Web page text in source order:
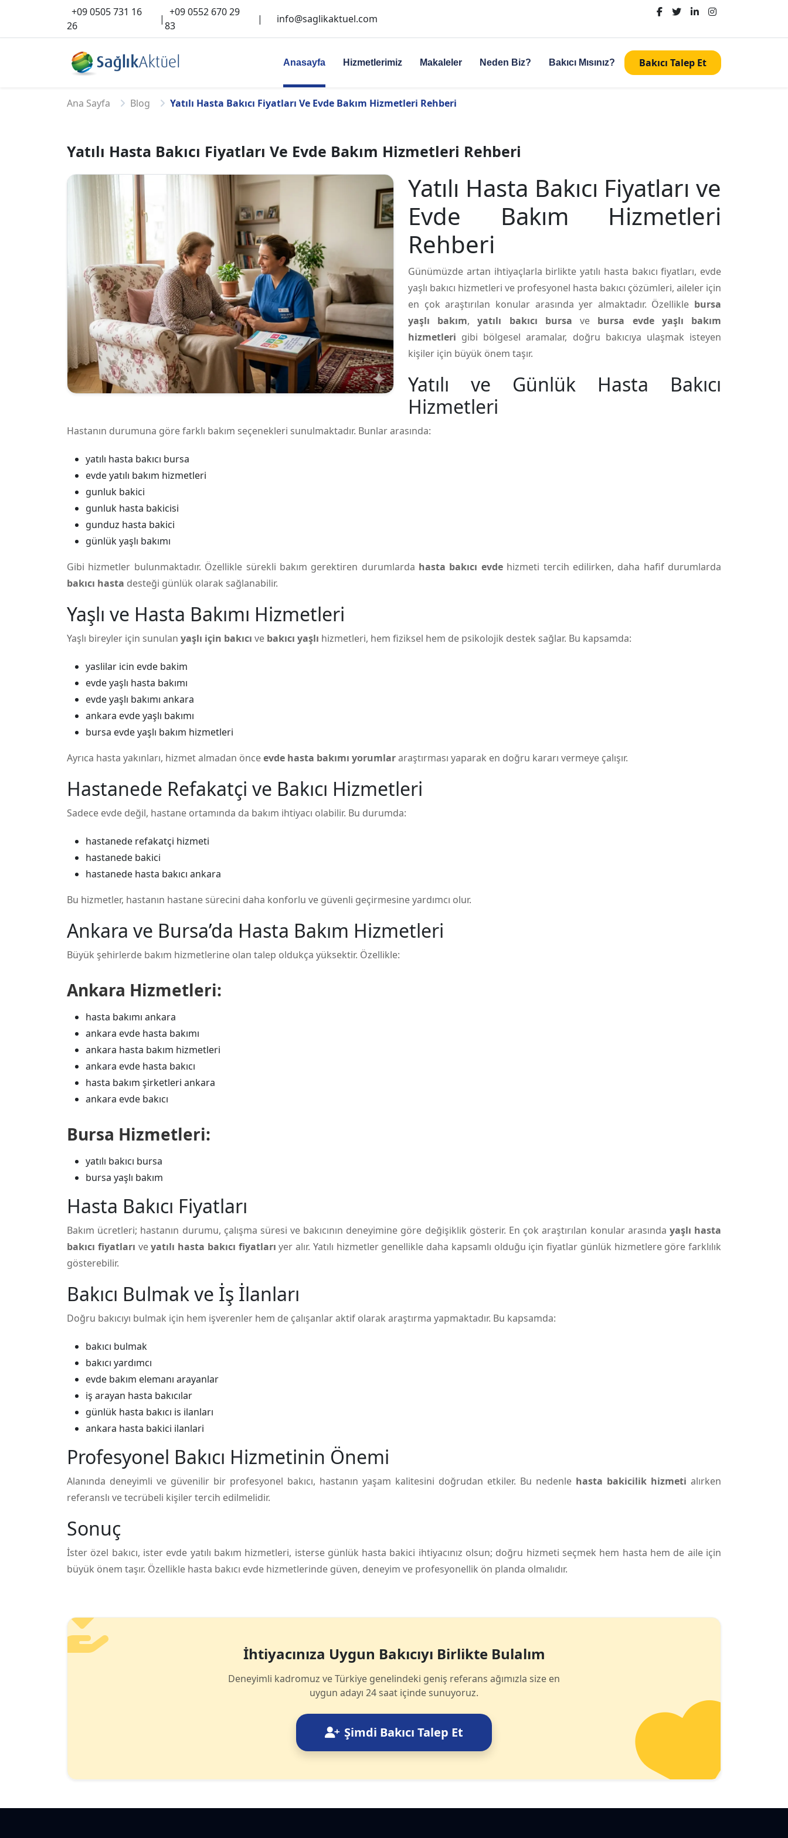
+09 0505 731 16
26
|
+09 0552 670 29
83
| info@saglikaktuel.com
Anasayfa Hizmetlerimiz Makaleler Neden Biz? Bakıcı Mısınız? Bakıcı Talep Et
Ana Sayfa Blog Yatılı Hasta Bakıcı Fiyatları Ve Evde Bakım Hizmetleri Rehberi
Yatılı Hasta Bakıcı Fiyatları Ve Evde Bakım Hizmetleri Rehberi
Yatılı Hasta Bakıcı Fiyatları ve
Evde Bakım Hizmetleri
Rehberi
Günümüzde artan ihtiyaçlarla birlikte yatılı hasta bakıcı fiyatları, evde
yaşlı bakıcı hizmetleri ve profesyonel hasta bakıcı çözümleri, aileler için
en çok araştırılan konular arasında yer almaktadır. Özellikle bursa
yaşlı bakım,yatılı bakıcı bursa ve bursa evde yaşlı bakım
hizmetleri gibi bölgesel aramalar, doğru bakıcıya ulaşmak isteyen
kişiler için büyük önem taşır.
Yatılı ve Günlük Hasta Bakıcı
Hizmetleri
Hastanın durumuna göre farklı bakım seçenekleri sunulmaktadır. Bunlar arasında:
yatılı hasta bakıcı bursa
evde yatılı bakım hizmetleri
gunluk bakici
gunluk hasta bakicisi
gunduz hasta bakici
günlük yaşlı bakımı
Gibi hizmetler bulunmaktadır. Özellikle sürekli bakım gerektiren durumlarda hasta bakıcı evdehizmeti tercih edilirken, daha hafif durumlarda
bakıcı hasta desteği günlük olarak sağlanabilir.
Yaşlı ve Hasta Bakımı Hizmetleri
Yaşlı bireyler için sunulan yaşlı için bakıcı ve bakıcı yaşlı hizmetleri, hem fiziksel hem de psikolojik destek sağlar. Bu kapsamda:
yaslilar icin evde bakim
evde yaşlı hasta bakımı
evde yaşlı bakımı ankara
ankara evde yaşlı bakımı
bursa evde yaşlı bakım hizmetleri
Ayrıca hasta yakınları, hizmet almadan önceevde hasta bakımı yorumlararaştırması yaparak en doğru kararı vermeye çalışır.
Hastanede Refakatçi ve Bakıcı Hizmetleri
Sadece evde değil, hastane ortamında da bakım ihtiyacı olabilir. Bu durumda:
hastanede refakatçi hizmeti
hastanede bakici
hastanede hasta bakıcı ankara
Bu hizmetler, hastanın hastane sürecini daha konforlu ve güvenli geçirmesine yardımcı olur.
Ankara ve Bursa’da Hasta Bakım Hizmetleri
Büyük şehirlerde bakım hizmetlerine olan talep oldukça yüksektir. Özellikle:
Ankara Hizmetleri:
hasta bakımı ankara
ankara evde hasta bakımı
ankara hasta bakım hizmetleri
ankara evde hasta bakıcı
hasta bakım şirketleri ankara
ankara evde bakıcı
Bursa Hizmetleri:
yatılı bakıcı bursa
bursa yaşlı bakım
Hasta Bakıcı Fiyatları
Bakım ücretleri; hastanın durumu, çalışma süresi ve bakıcının deneyimine göre değişiklik gösterir. En çok araştırılan konular arasında yaşlı hasta
bakıcı fiyatları veyatılı hasta bakıcı fiyatları yer alır. Yatılı hizmetler genellikle daha kapsamlı olduğu için fiyatlar günlük hizmetlere göre farklılık
gösterebilir.
Bakıcı Bulmak ve İş İlanları
Doğru bakıcıyı bulmak için hem işverenler hem de çalışanlar aktif olarak araştırma yapmaktadır. Bu kapsamda:
bakıcı bulmak
bakıcı yardımcı
evde bakım elemanı arayanlar
iş arayan hasta bakıcılar
günlük hasta bakıcı is ilanları
ankara hasta bakici ilanlari
Profesyonel Bakıcı Hizmetinin Önemi
Alanında deneyimli ve güvenilir bir profesyonel bakıcı, hastanın yaşam kalitesini doğrudan etkiler. Bu nedenle hasta bakicilik hizmeti alırken
referanslı ve tecrübeli kişiler tercih edilmelidir.
Sonuç
İster özel bakıcı, ister evde yatılı bakım hizmetleri, isterse günlük hasta bakici ihtiyacınız olsun; doğru hizmeti seçmek hem hasta hem de aile için
büyük önem taşır. Özellikle hasta bakıcı evde hizmetlerinde güven, deneyim ve profesyonellik ön planda olmalıdır.
İhtiyacınıza Uygun Bakıcıyı Birlikte Bulalım
Deneyimli kadromuz ve Türkiye genelindeki geniş referans ağımızla size en
uygun adayı 24 saat içinde sunuyoruz.
Şimdi Bakıcı Talep Et